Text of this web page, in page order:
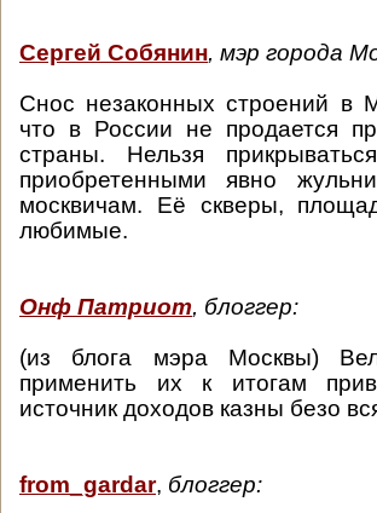
Сергей Собянин, мэр города
Снос незаконных строений в
что в России не продается
страны. Нельзя
приобретенными явно
москвичам. Её скверы,
любимые.
Онф Патриот, блоггер:
(из блога мэра Москвы)
применить их к итогам
источник доходов казны безо
from_gardar, блоггер: